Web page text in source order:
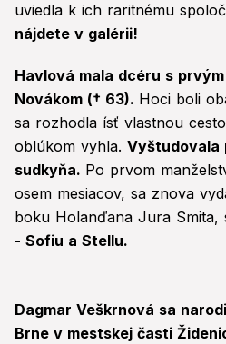
uviedla k ich raritnému
nájdete v galérii!
Havlová mala dcéru s
Novákom († 63). Hoci boli
sa rozhodla ísť vlastnou
oblúkom vyhla. Vyštudovala
sudkyňa. Po prvom
osem mesiacov, sa znova
boku Holanďana Jura Smita,
- Sofiu a Stellu.
Dagmar Veškrnová sa
Brne v mestskej časti